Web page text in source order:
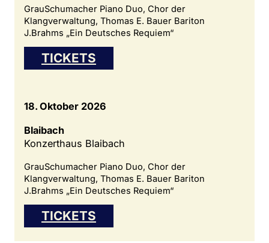
GrauSchumacher Piano Duo, Chor der
Klangverwaltung, Thomas E. Bauer Bariton
J.Brahms „Ein Deutsches Requiem“
TICKETS
18. Oktober 2026
Blaibach
Konzerthaus Blaibach
GrauSchumacher Piano Duo, Chor der
Klangverwaltung, Thomas E. Bauer Bariton
J.Brahms „Ein Deutsches Requiem“
TICKETS